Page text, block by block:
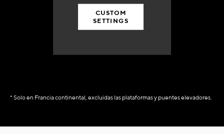
CUSTOM
SETTINGS
* Solo en Francia continental, excluidas las plataformas y puentes elevadores.